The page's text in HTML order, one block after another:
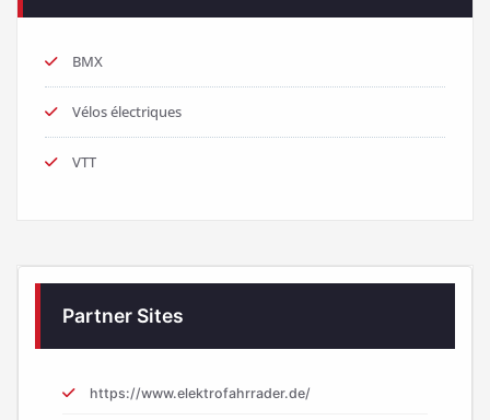
BMX
Vélos électriques
VTT
Partner Sites
https://www.elektrofahrrader.de/